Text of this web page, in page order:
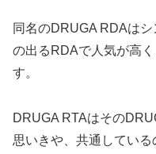
同名のDRUGA RDAは
の出るRDAで人気が高
す。
DRUGA RTAはその
思いきや、共通してい